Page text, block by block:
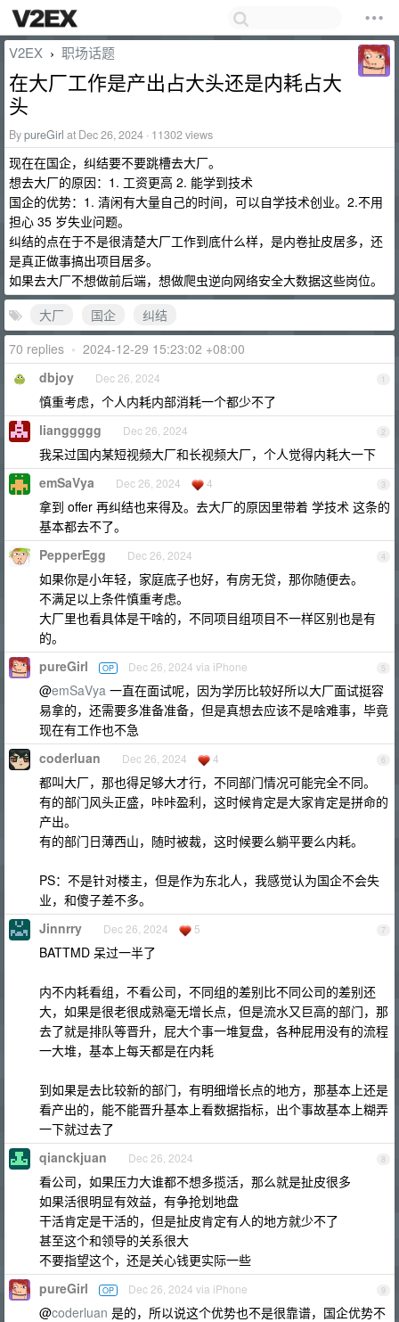
V2EX › 职场话题
在大厂工作是产出占大头还是内耗占大
头
BypureGirl at Dec 26, 2024 · 11302 views
现在在国企，纠结要不要跳槽去大厂。
想去大厂的原因：1. 工资更高 2. 能学到技术
国企的优势：1. 清闲有大量自己的时间，可以自学技术创业。2.不用
担心 35 岁失业问题。
纠结的点在于不是很清楚大厂工作到底什么样，是内卷扯皮居多，还
是真正做事搞出项目居多。
如果去大厂不想做前后端，想做爬虫逆向网络安全大数据这些岗位。
大厂
国企
纠结
70 replies • 2024-12-29 15:23:02 +08:00
1
dbjoy Dec 26, 2024
慎重考虑，个人内耗内部消耗一个都少不了
2
lianggggg Dec 26, 2024
我呆过国内某短视频大厂和长视频大厂，个人觉得内耗大一下
3
emSaVya Dec 26, 2024 4
拿到 offer 再纠结也来得及。去大厂的原因里带着 学技术 这条的
基本都去不了。
4
PepperEgg Dec 26, 2024
如果你是小年轻，家庭底子也好，有房无贷，那你随便去。
不满足以上条件慎重考虑。
大厂里也看具体是干啥的，不同项目组项目不一样区别也是有
的。
5
pureGirl OP Dec 26, 2024 via iPhone
@emSaVya 一直在面试呢，因为学历比较好所以大厂面试挺容
易拿的，还需要多准备准备，但是真想去应该不是啥难事，毕竟
现在有工作也不急
6
coderluan Dec 26, 2024 4
都叫大厂，那也得足够大才行，不同部门情况可能完全不同。
有的部门风头正盛，咔咔盈利，这时候肯定是大家肯定是拼命的
产出。
有的部门日薄西山，随时被裁，这时候要么躺平要么内耗。
PS：不是针对楼主，但是作为东北人，我感觉认为国企不会失
业，和傻子差不多。
7
Jinnrry Dec 26, 2024 5
BATTMD 呆过一半了
内不内耗看组，不看公司，不同组的差别比不同公司的差别还
大，如果是很老很成熟毫无增长点，但是流水又巨高的部门，那
去了就是排队等晋升，屁大个事一堆复盘，各种屁用没有的流程
一大堆，基本上每天都是在内耗
到如果是去比较新的部门，有明细增长点的地方，那基本上还是
看产出的，能不能晋升基本上看数据指标，出个事故基本上糊弄
一下就过去了
8
qianckjuan Dec 26, 2024
看公司，如果压力大谁都不想多揽活，那么就是扯皮很多
如果活很明显有效益，有争抢划地盘
干活肯定是干活的，但是扯皮肯定有人的地方就少不了
甚至这个和领导的关系很大
不要指望这个，还是关心钱更实际一些
9
pureGirl OP Dec 26, 2024 via iPhone
@coderluan 是的，所以说这个优势也不是很靠谱，国企优势不